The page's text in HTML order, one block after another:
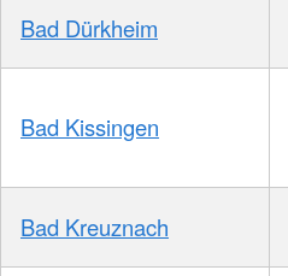
Bad Dürkheim
Bad Kissingen
Bad Kreuznach